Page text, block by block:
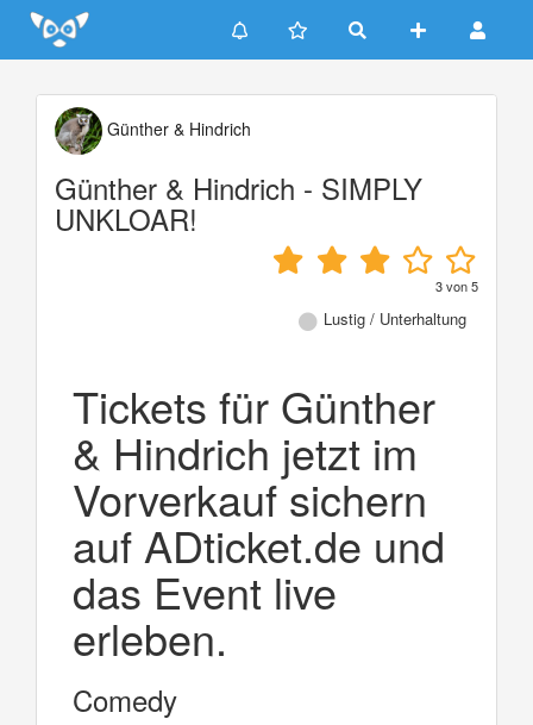
Update cookies preferences
Günther & Hindrich
Günther & Hindrich - SIMPLY
UNKLOAR!
3von5
Lustig / Unterhaltung
Tickets für Günther
& Hindrich jetzt im
Vorverkauf sichern
auf ADticket.de und
das Event live
erleben.
Comedy